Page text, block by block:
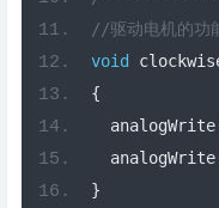
//驱动电机的功
void
{
  analogWrite
  analogWrite
}